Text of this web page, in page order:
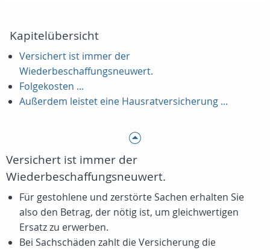
Kapitelübersicht
Versichert ist immer der
Wiederbeschaffungsneuwert.
Folgekosten ...
Außerdem leistet eine Hausratversicherung ...
Versichert ist immer der
Wiederbeschaffungsneuwert.
Für gestohlene und zerstörte Sachen erhalten Sie
also den Betrag, der nötig ist, um gleichwertigen
Ersatz zu erwerben.
Bei Sachschäden zahlt die Versicherung die